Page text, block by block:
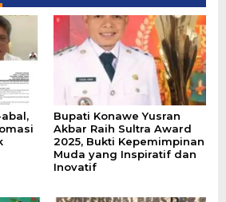
Bupati Konawe Yusran
Akbar Raih Sultra Award
2025, Bukti Kepemimpinan
Muda yang Inspiratif dan
Inovatif